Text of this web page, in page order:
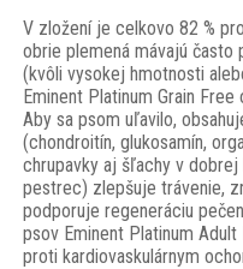
V zložení je celkovo 82 %
obrie plemená mávajú často
(kvôli vysokej hmotnosti
Eminent Platinum Grain
Aby sa psom uľavilo,
(chondroitín, glukosamín,
chrupavky aj šľachy v
pestrec) zlepšuje trávenie,
podporuje regeneráciu
psov Eminent Platinum
proti kardiovaskulárnym